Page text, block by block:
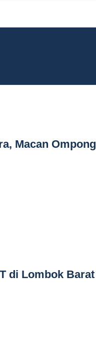
Macan Ompong
di Lombok Barat